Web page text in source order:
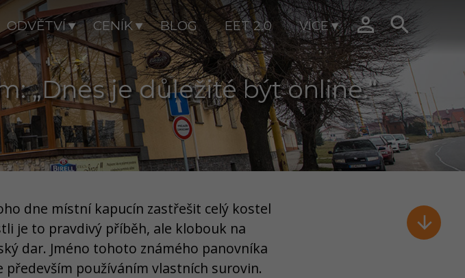
ODVĚTVÍ CENÍK BLOG EET 2.0 VÍCE  

„Dnes je důležité být online.“
dne místní kapucín zastřešit celý kostel
je to pravdivý příběh, ale klobouk na
dar. Jméno tohoto známého panovníka
používáním vlastních surovin.